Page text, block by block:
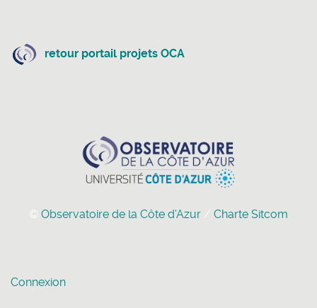
retour portail projets OCA
© Observatoire de la Côte d'Azur / Charte Sitcom
Connexion